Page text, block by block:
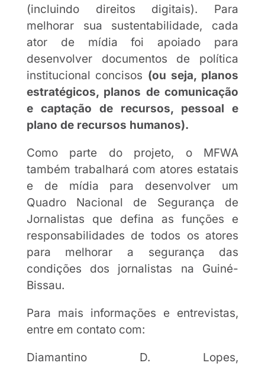
(incluindo direitos digitais). Para
melhorar sua sustentabilidade, cada
ator de mídia foi apoiado para
desenvolver documentos de política
institucional concisos (ou seja, planos
estratégicos, planos de comunicação
e captação de recursos, pessoal e
plano de recursos humanos).
Como parte do projeto, o MFWA
também trabalhará com atores estatais
e de mídia para desenvolver um
Quadro Nacional de Segurança de
Jornalistas que defina as funções e
responsabilidades de todos os atores
para melhorar a segurança das
condições dos jornalistas na Guiné-
Bissau.
Para mais informações e entrevistas,
entre em contato com:
Diamantino D. Lopes,